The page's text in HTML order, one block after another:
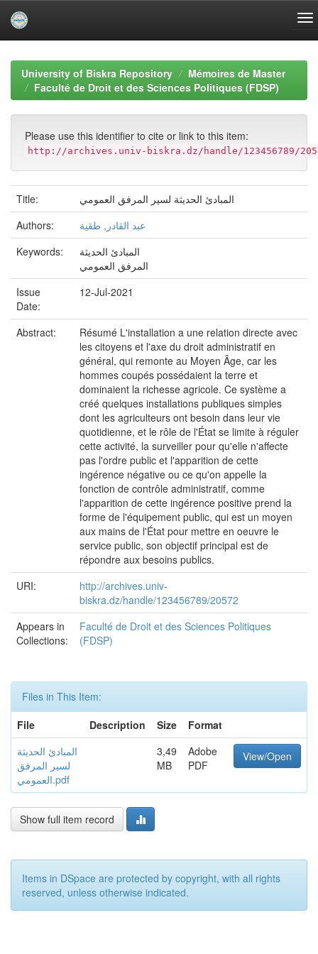
navigationUniversity of Biskra Repository
Mémoires de Master
Faculté de Droit et des Sciences Politiques (FDSP)
Please use this identifier to cite or link to this item:
http://archives.univ-biskra.dz/handle/123456789/
Title:
المبادئ الحديثة لسير المرفق العمومي
Authors:
عبد القادر, طقية
Keywords:
المبادئ الحديثة
المرفق العمومي
Issue
Date:
12-Jul-2021
Abstract:
Résumé L'installation a une relation directe avec
les citoyens et l'axe du droit administratif en
général, qui remonte au Moyen Âge, car les
hommes coupés possédaient la terre et
dominaient la richesse agricole. Ce système a
créé quelques installations publiques simples
dont les agriculteurs ont besoin dans leur vie
quotidienne, et le rôle de l'État se limite à réguler
cette activité, la surveiller pour qu'elle n'affecte
pas l'ordre public et l'apparition de cette
ingérence négative ou ce qu'on appelle la
fonction de contrôle administratif, comme
l'apparition de cette ingérence positive prend la
forme de l'équipement public, qui est un moyen
aux mains de l'État pour mettre en oeuvre le
service public, son objectif principal est de
répondre aux besoins publics.
URI:
http://archives.univ-
biskra.dz/handle/123456789/20572
Appears in
Collections:
Faculté de Droit et des Sciences Politiques
(FDSP)
Files in This Item:
File
Description Size
Format
المبادئ الحديثة
لسير المرفق
العمومي.pdf
3,49
MB
Adobe
PDF
View/Open
Show full item record
Items in DSpace are protected by copyright, with all rights
reserved, unless otherwise indicated.